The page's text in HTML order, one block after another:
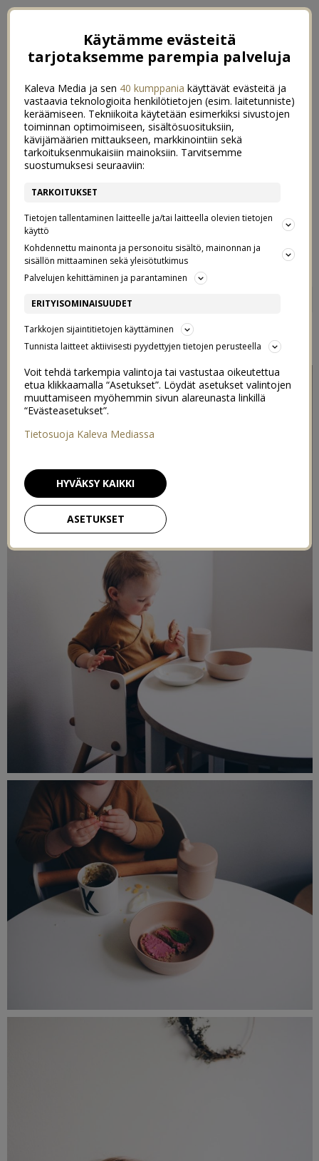
MAITOALLERGIAN
KATOAMINEN
20/05/2020
Käytämme evästeitä
tarjotaksemme parempia palveluja
Kaleva Media ja sen 40 kumppania käyttävät evästeitä ja
vastaavia teknologioita henkilötietojen (esim. laitetunniste)
keräämiseen. Tekniikoita käytetään esimerkiksi sivustojen
toiminnan optimoimiseen, sisältösuosituksiin,
kävijämäärien mittaukseen, markkinointiin sekä
tarkoituksenmukaisiin mainoksiin. Tarvitsemme
suostumuksesi seuraaviin:
TARKOITUKSET
Tietojen tallentaminen laitteelle ja/tai laitteella olevien tietojen
käyttö
Kohdennettu mainonta ja personoitu sisältö, mainonnan ja
sisällön mittaaminen sekä yleisötutkimus
Palvelujen kehittäminen ja parantaminen
ERITYISOMINAISUUDET
Tarkkojen sijaintitietojen käyttäminen
Tunnista laitteet aktiivisesti pyydettyjen tietojen perusteella
Voit tehdä tarkempia valintoja tai vastustaa oikeutettua
etua klikkaamalla “Asetukset”. Löydät asetukset valintojen
muuttamiseen myöhemmin sivun alareunasta linkillä
“Evästeasetukset”.
Tietosuoja Kaleva Mediassa
ASETUKSET
HYVÄKSY KAIKKI